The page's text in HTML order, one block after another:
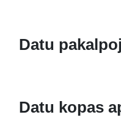
Datu
Datu kopas